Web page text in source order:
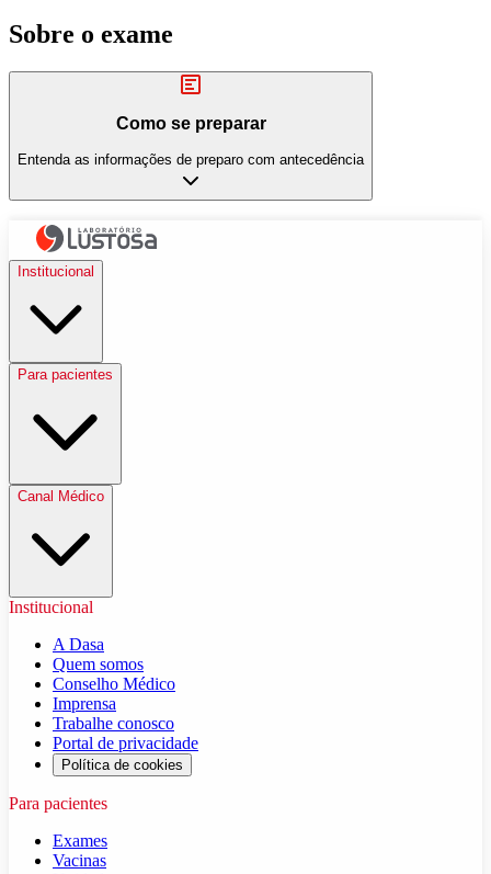
Sobre o exame
Como se preparar
Entenda as informações de preparo com antecedência
Institucional
Para pacientes
Canal Médico
Institucional
A Dasa
Quem somos
Conselho Médico
Imprensa
Trabalhe conosco
Portal de privacidade
Política de cookies
Para pacientes
Exames
Vacinas